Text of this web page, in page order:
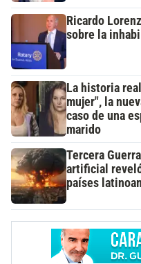
Ricardo
sobre la
La historia
mujer", la
caso de una
marido
Tercera
artificial
países